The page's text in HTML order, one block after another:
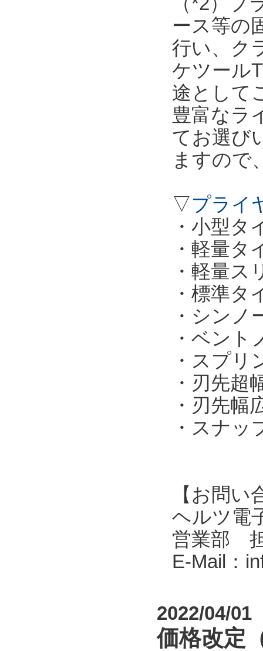
ース等の
行い、ク
ケツール
途として
豊富なラ
てお選び
ますので
▽プライ
・小型タ
・軽量タ
・軽量ス
・標準タ
・シンノ
・ベント
・スプ
・刃先超
・刃先幅
・スナッ
【お問い
ヘルツ電
営業部
E-Mail：
2022/04/01
価格改定